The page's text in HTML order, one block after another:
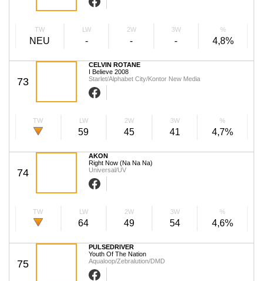
TW
NEU
LW
-
2W
-
3W
-
%
4,8%
73
CELVIN ROTANE
I Believe 2008
Starlet/Alphabet City/Kontor New Media
TW LW
59
2W
45
3W
41
%
4,7%
74
AKON
Right Now (Na Na Na)
Universal/UV
TW LW
64
2W
49
3W
54
%
4,6%
75
PULSEDRIVER
Youth Of The Nation
Aqualoop/Zebralution/DMD